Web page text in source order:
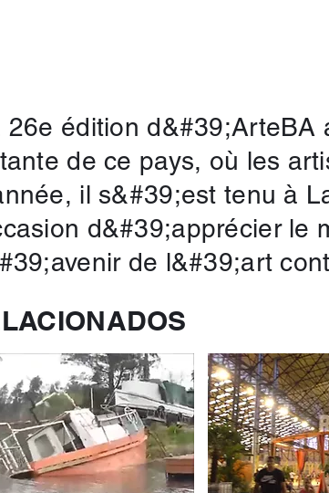
26e édition
de ce pays, où les
il s&#39;est tenu à
d&#39;apprécier le
de l&#39;art